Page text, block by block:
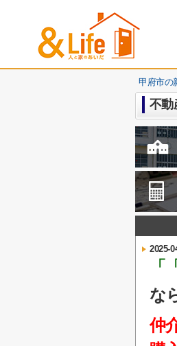
甲府市の
不動
2025-
「「
な
仲